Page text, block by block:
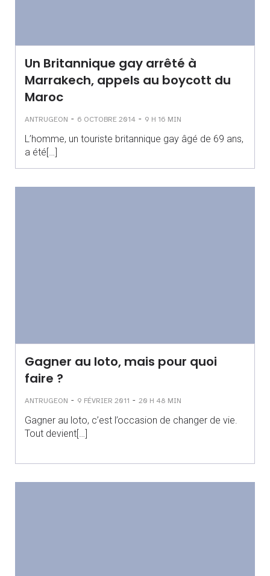
Un Britannique gay arrêté à
Marrakech, appels au boycott du
Maroc
ANTRUGEON - 6 OCTOBRE 2014 - 9 H 16 MIN
L’homme, un touriste britannique gay âgé de 69 ans,
a été[…]
Gagner au loto, mais pour quoi
faire ?
ANTRUGEON - 9 FÉVRIER 2011 - 20 H 48 MIN
Gagner au loto, c’est l’occasion de changer de vie.
Tout devient[…]